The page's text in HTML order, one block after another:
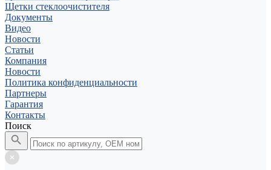
Щетки стеклоочистителя
Документы
Видео
Новости
Статьи
Компания
Новости
Политика конфиденциальности
Партнеры
Гарантия
Контакты
Поиск